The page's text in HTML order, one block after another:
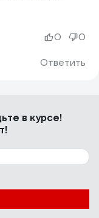
Ответить
0 0
в курсе!